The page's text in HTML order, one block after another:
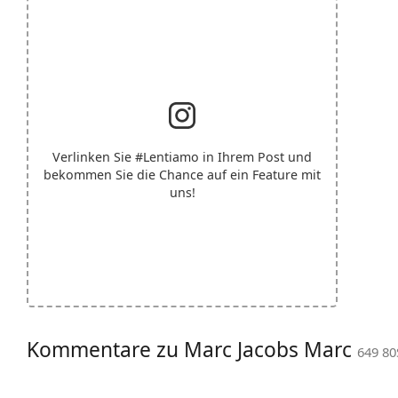
Verlinken Sie #Lentiamo in Ihrem Post und
bekommen Sie die Chance auf ein Feature mit
uns!
Kommentare zu Marc Jacobs Marc 649